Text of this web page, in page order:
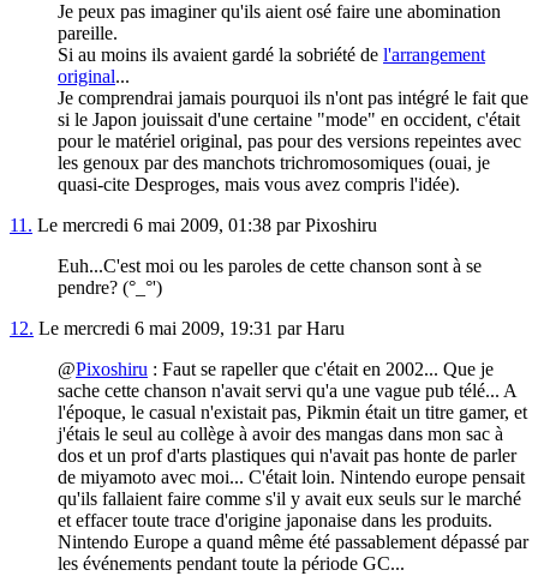
Je peux pas imaginer qu'ils aient osé faire une abomination
pareille.
Si au moins ils avaient gardé la sobriété de l'arrangement
original...
Je comprendrai jamais pourquoi ils n'ont pas intégré le fait que
si le Japon jouissait d'une certaine "mode" en occident, c'était
pour le matériel original, pas pour des versions repeintes avec
les genoux par des manchots trichromosomiques (ouai, je
quasi-cite Desproges, mais vous avez compris l'idée).
11. Le mercredi 6 mai 2009, 01:38 par Pixoshiru
Euh...C'est moi ou les paroles de cette chanson sont à se
pendre? (°_°')
12. Le mercredi 6 mai 2009, 19:31 par Haru
@Pixoshiru : Faut se rapeller que c'était en 2002... Que je
sache cette chanson n'avait servi qu'a une vague pub télé... A
l'époque, le casual n'existait pas, Pikmin était un titre gamer, et
j'étais le seul au collège à avoir des mangas dans mon sac à
dos et un prof d'arts plastiques qui n'avait pas honte de parler
de miyamoto avec moi... C'était loin. Nintendo europe pensait
qu'ils fallaient faire comme s'il y avait eux seuls sur le marché
et effacer toute trace d'origine japonaise dans les produits.
Nintendo Europe a quand même été passablement dépassé par
les événements pendant toute la période GC...